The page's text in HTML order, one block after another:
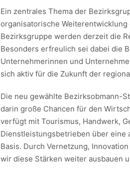
Ein zentrales Thema der
organisatorische
Bezirksgruppe werden derzeit die
Besonders erfreulich sei dabei die
Unternehmerinnen und
sich aktiv für die Zukunft der
Die neu gewählte Bezirksobmann-
darin große Chancen für den
verfügt mit Tourismus, Handwerk,
Dienstleistungsbetrieben über
Basis. Durch Vernetzung,
wir diese Stärken weiter ausbauen